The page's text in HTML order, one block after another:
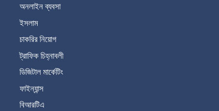
অনলাইন ব্যবসা
ইসলাম
চাকরির নিয়োগ
ট্রাফিক চিহ্নাবলী
ডিজিটাল মার্কেটিং
ফাইন্যান্স
বিআরটিএ